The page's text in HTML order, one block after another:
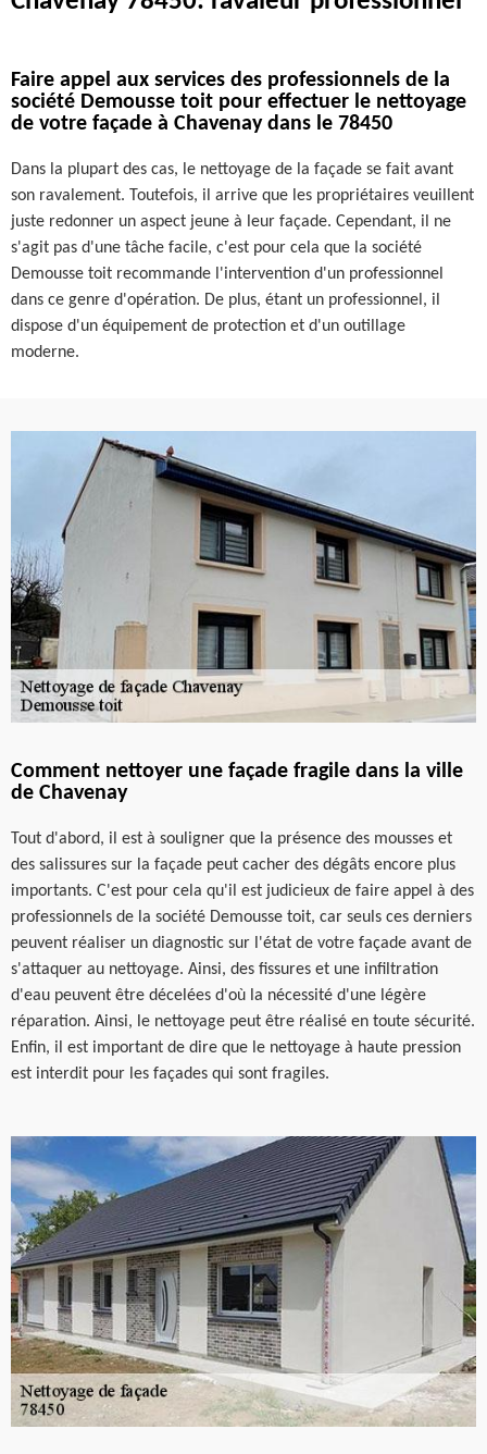
Faire appel aux services des professionnels de la
société Demousse toit pour effectuer le nettoyage
de votre façade à Chavenay dans le 78450
Dans la plupart des cas, le nettoyage de la façade se fait avant
son ravalement. Toutefois, il arrive que les propriétaires veuillent
juste redonner un aspect jeune à leur façade. Cependant, il ne
s'agit pas d'une tâche facile, c'est pour cela que la société
Demousse toit recommande l'intervention d'un professionnel
dans ce genre d'opération. De plus, étant un professionnel, il
dispose d'un équipement de protection et d'un outillage
moderne.
Comment nettoyer une façade fragile dans la ville
de Chavenay
Tout d'abord, il est à souligner que la présence des mousses et
des salissures sur la façade peut cacher des dégâts encore plus
importants. C'est pour cela qu'il est judicieux de faire appel à des
professionnels de la société Demousse toit, car seuls ces derniers
peuvent réaliser un diagnostic sur l'état de votre façade avant de
s'attaquer au nettoyage. Ainsi, des fissures et une infiltration
d'eau peuvent être décelées d'où la nécessité d'une légère
réparation. Ainsi, le nettoyage peut être réalisé en toute sécurité.
Enfin, il est important de dire que le nettoyage à haute pression
est interdit pour les façades qui sont fragiles.